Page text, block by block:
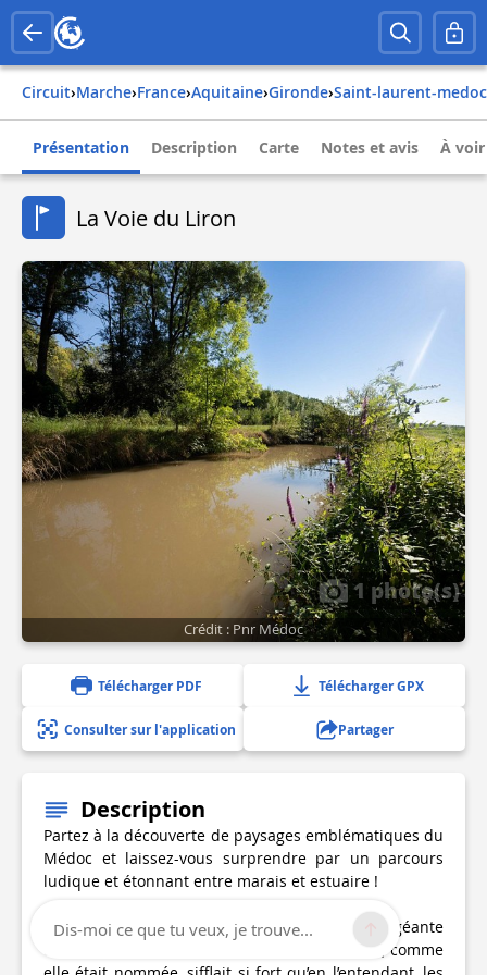
Circuit› Marche› france› aquitaine› gironde› saint-laurent-medoc
Présentation Description Carte Notes et avis À
La Voie du Liron
1 photo(s)
Crédit : Pnr Médoc
Télécharger PDF Télécharger GPX
Consulter sur l'application Partager
Description
Partez à la découverte de paysages emblématiques du
Médoc et laissez-vous surprendre par un parcours
ludique et étonnant entre marais et estuaire !
La légende raconte qu’autrefois, une couleuvre géante
terrifiait les habitants des alentours. Le Liron, comme
Dis-moi ce que tu veux, je trouve...